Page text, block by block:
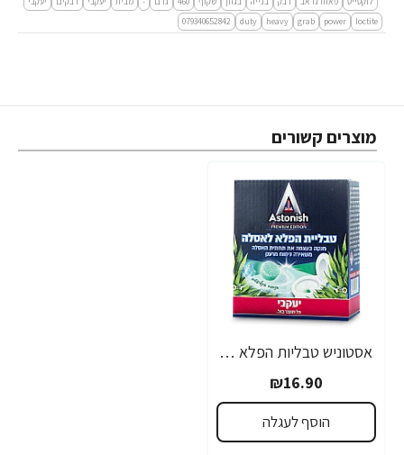
loctite
power
grab
heavy
duty
079340652842
מוצרים קשורים
אסטוניש טבליות הפלא לאסלה בניחוח אקליפטוס 8 יחידות - מבית יעקבי
₪16.90
הוסף לעגלה